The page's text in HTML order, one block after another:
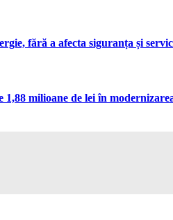
fără a afecta siguranța și
milioane de lei în